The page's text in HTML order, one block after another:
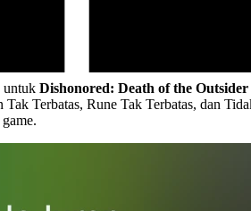
untuk Dishonored: Death of the Outsider
Terbatas, Rune Tak Terbatas, dan